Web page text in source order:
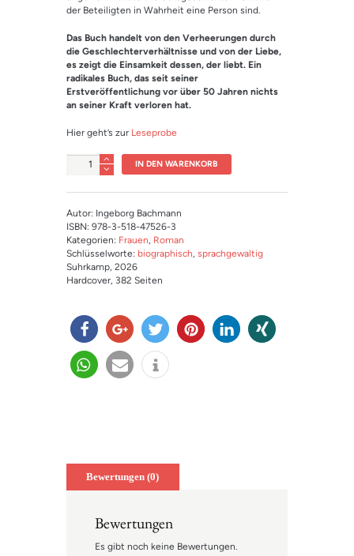
der Beteiligten in Wahrheit eine Person sind.
Das Buch handelt von den Verheerungen durch
die Geschlechterverhältnisse und von der Liebe,
es zeigt die Einsamkeit dessen, der liebt. Ein
radikales Buch, das seit seiner
Erstveröffentlichung vor über 50 Jahren nichts
an seiner Kraft verloren hat.
Hier geht’s zur Leseprobe
Anzahl IN DEN WARENKORB
Autor: Ingeborg Bachmann
ISBN: 978-3-518-47526-3
Kategorien: Frauen, Roman
Schlüsselworte: biographisch, sprachgewaltig
Suhrkamp, 2026
Hardcover, 382 Seiten
teilen teilen twitter
Bewertungen (0)
Bewertungen
Es gibt noch keine Bewertungen.